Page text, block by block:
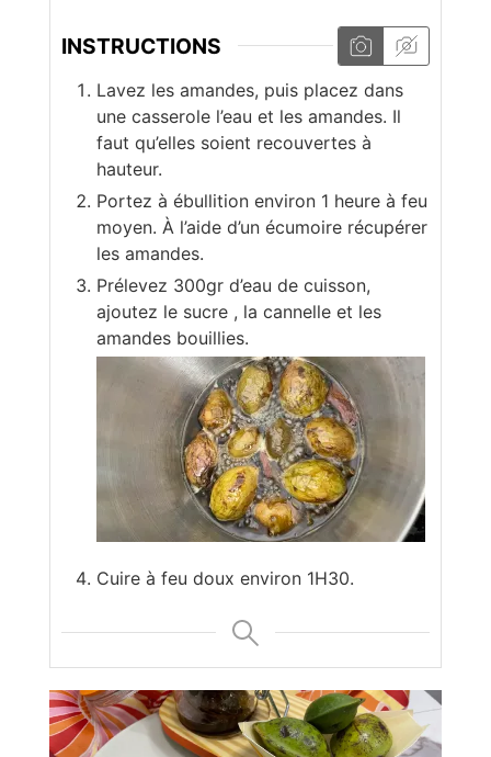
INSTRUCTIONS
Lavez les amandes, puis placez dans
une casserole l’eau et les amandes. Il
faut qu’elles soient recouvertes à
hauteur.
Portez à ébullition environ 1 heure à feu
moyen. À l’aide d’un écumoire récupérer
les amandes.
Prélevez 300gr d’eau de cuisson,
ajoutez le sucre , la cannelle et les
amandes bouillies.
Cuire à feu doux environ 1H30.